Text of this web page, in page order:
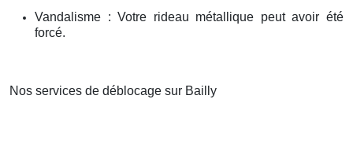
Vandalisme : Votre rideau métallique peut avoir été
forcé.
Nos services de déblocage sur Bailly